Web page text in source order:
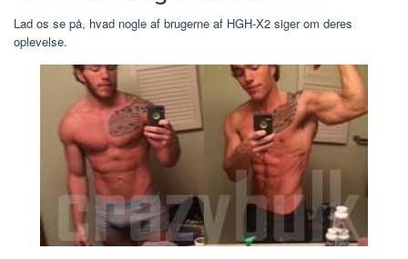
Lad os se på, hvad nogle af brugerne af HGH-X2 siger om deres
oplevelse.